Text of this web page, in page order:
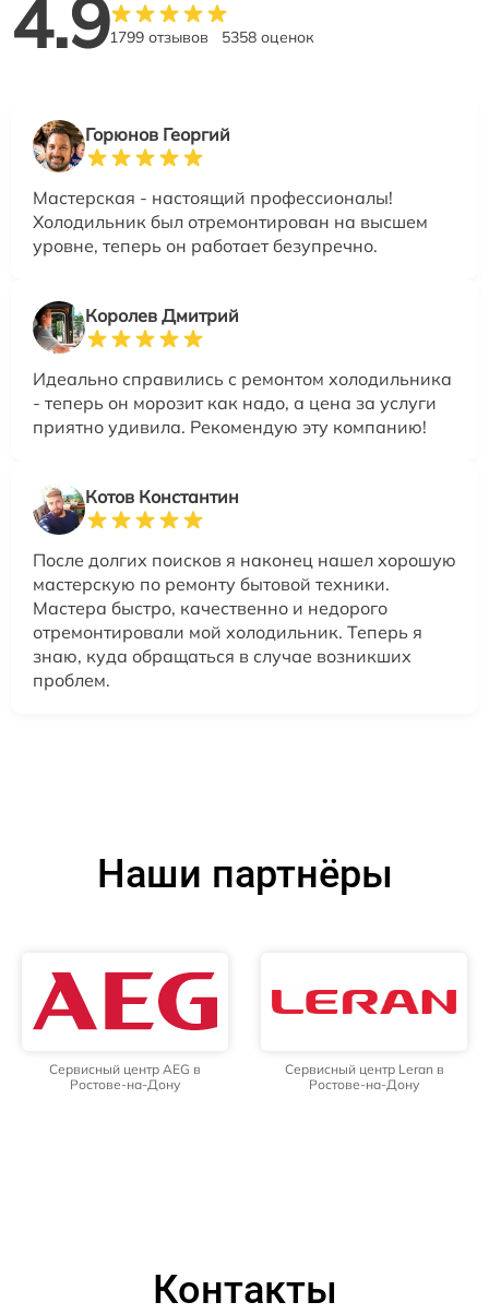
4.91799 отзывов 5358 оценок
Горюнов Георгий
Мастерская - настоящий профессионалы!
Холодильник был отремонтирован на высшем
уровне, теперь он работает безупречно.
Королев Дмитрий
Идеально справились с ремонтом холодильника
- теперь он морозит как надо, а цена за услуги
приятно удивила. Рекомендую эту компанию!
Котов Константин
После долгих поисков я наконец нашел хорошую
мастерскую по ремонту бытовой техники.
Мастера быстро, качественно и недорого
отремонтировали мой холодильник. Теперь я
знаю, куда обращаться в случае возникших
проблем.
Наши партнёры
Сервисный центр AEG в
Ростове-на-Дону
Сервисный центр Leran в
Ростове-на-Дону
Контакты